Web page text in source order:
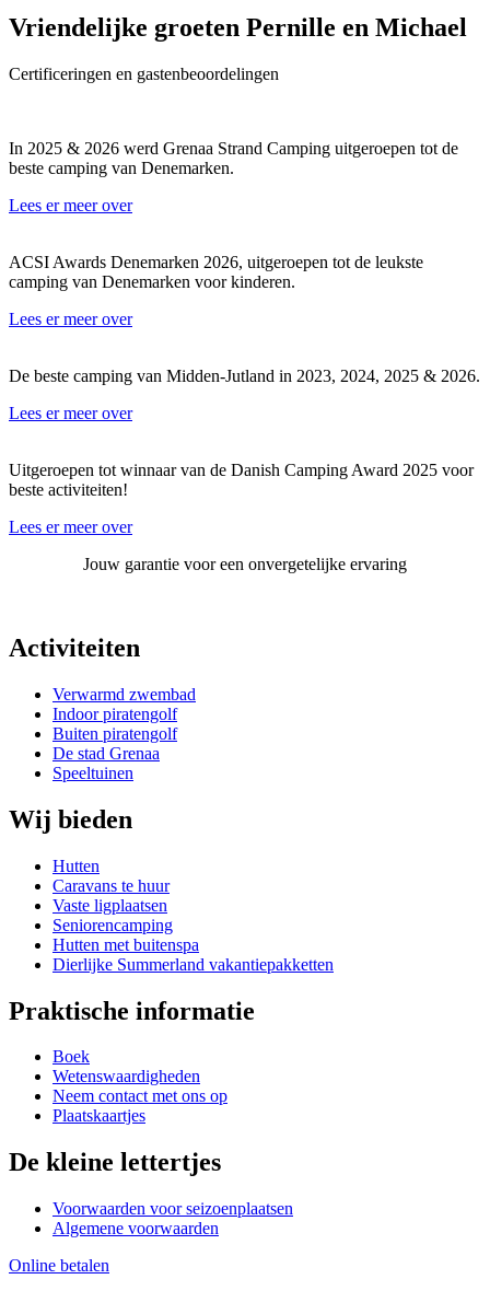
Vriendelijke groeten Pernille en Michael
Certificeringen en gastenbeoordelingen
In 2025 & 2026 werd Grenaa Strand Camping uitgeroepen tot de
beste camping van Denemarken.
Lees er meer over
ACSI Awards Denemarken 2026, uitgeroepen tot de leukste
camping van Denemarken voor kinderen.
Lees er meer over
De beste camping van Midden-Jutland in 2023, 2024, 2025 & 2026.
Lees er meer over
Uitgeroepen tot winnaar van de Danish Camping Award 2025 voor
beste activiteiten!
Lees er meer over
Jouw garantie voor een onvergetelijke ervaring
Activiteiten
Verwarmd zwembad
Indoor piratengolf
Buiten piratengolf
De stad Grenaa
Speeltuinen
Wij bieden
Hutten
Caravans te huur
Vaste ligplaatsen
Seniorencamping
Hutten met buitenspa
Dierlijke Summerland vakantiepakketten
Praktische informatie
Boek
Wetenswaardigheden
Neem contact met ons op
Plaatskaartjes
De kleine lettertjes
Voorwaarden voor seizoenplaatsen
Algemene voorwaarden
Online betalen